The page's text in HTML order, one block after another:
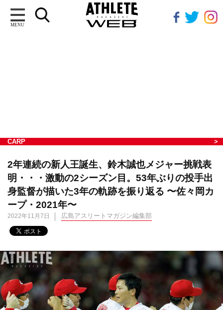
MENU
CARP
2年連続の新人王誕生、鈴木誠也メジャー挑戦表
明・・・激動の2シーズン目。53年ぶりの投手出
身監督が描いた3年の軌跡を振り返る 〜佐々岡カ
ープ・2021年〜
2022年11月7日 広島アスリートマガジン編集部